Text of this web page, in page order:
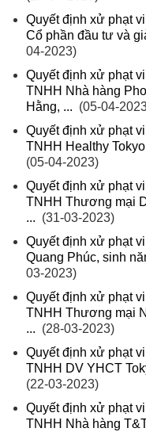
Quyết định xử phạt
Cổ phần đầu tư và
04-2023)
Quyết định xử phạt
TNHH Nhà hàng
Hằng, ... (05-04-
Quyết định xử phạt
TNHH Healthy
(05-04-2023)
Quyết định xử phạt
TNHH Thương mại
... (31-03-2023)
Quyết định xử phạt
Quang Phúc, sinh
03-2023)
Quyết định xử phạt
TNHH Thương mại
... (28-03-2023)
Quyết định xử phạt
TNHH DV YHCT
(22-03-2023)
Quyết định xử phạt
TNHH Nhà hàng